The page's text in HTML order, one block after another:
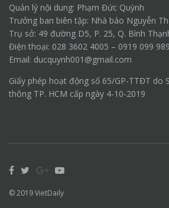
Quản lý nội dung: Phạm Đức Quỳnh
Trưởng ban biên tập: Nhà báo Nguyễn
Trụ sở: 49 đường D5, P. 25, Q. Bình
Điện thoại: 028 3602 4005 – 0919 099 989
Email: ducquynh001@gmail.com
Giấy phép hoạt động số 65/GP-TTĐT do
thông TP. HCM cấp ngày 4-10-2019
© 2019VietDaily